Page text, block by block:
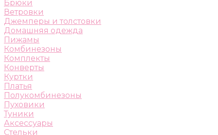
Брюки
Ветровки
Джемперы и толстовки
Домашняя одежда
Пижамы
Комбинезоны
Комплекты
Конверты
Куртки
Платья
Полукомбинезоны
Пуховики
Туники
Аксессуары
Стельки